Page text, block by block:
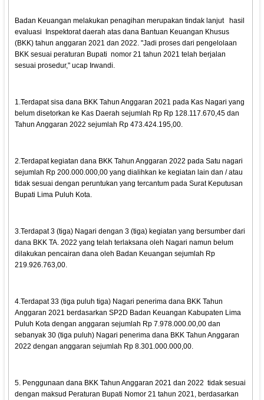
Badan Keuangan melakukan penagihan merupakan tindak lanjut hasil
evaluasi Inspektorat daerah atas dana Bantuan Keuangan Khusus
(BKK) tahun anggaran 2021 dan 2022. "Jadi proses dari pengelolaan
BKK sesuai peraturan Bupati nomor 21 tahun 2021 telah berjalan
sesuai prosedur," ucap Irwandi.
1.Terdapat sisa dana BKK Tahun Anggaran 2021 pada Kas Nagari yang
belum disetorkan ke Kas Daerah sejumlah Rp Rp 128.117.670,45 dan
Tahun Anggaran 2022 sejumlah Rp 473.424.195,00.
2.Terdapat kegiatan dana BKK Tahun Anggaran 2022 pada Satu nagari
sejumlah Rp 200.000.000,00 yang dialihkan ke kegiatan lain dan / atau
tidak sesuai dengan peruntukan yang tercantum pada Surat Keputusan
Bupati Lima Puluh Kota.
3.Terdapat 3 (tiga) Nagari dengan 3 (tiga) kegiatan yang bersumber dari
dana BKK TA. 2022 yang telah terlaksana oleh Nagari namun belum
dilakukan pencairan dana oleh Badan Keuangan sejumlah Rp
219.926.763,00.
4.Terdapat 33 (tiga puluh tiga) Nagari penerima dana BKK Tahun
Anggaran 2021 berdasarkan SP2D Badan Keuangan Kabupaten Lima
Puluh Kota dengan anggaran sejumlah Rp 7.978.000.00,00 dan
sebanyak 30 (tiga puluh) Nagari penerima dana BKK Tahun Anggaran
2022 dengan anggaran sejumlah Rp 8.301.000.000,00.
5. Penggunaan dana BKK Tahun Anggaran 2021 dan 2022 tidak sesuai
dengan maksud Peraturan Bupati Nomor 21 tahun 2021, berdasarkan